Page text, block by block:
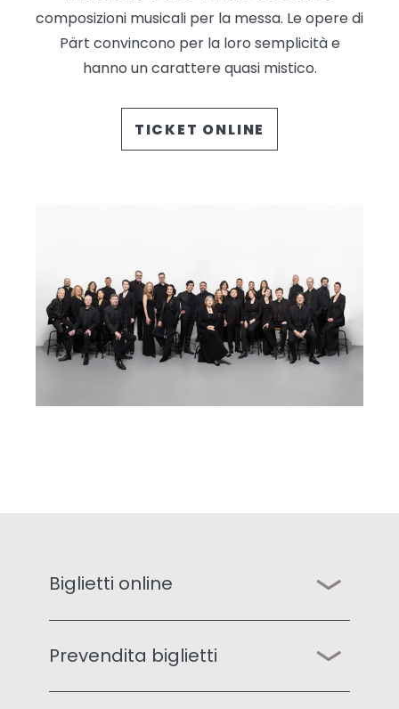
composizioni musicali per la messa. Le opere di
Pärt convincono per la loro semplicità e
hanno un carattere quasi mistico.
TICKET ONLINE
Biglietti online
WWW.MYTIX.BZ
Prevendita biglietti